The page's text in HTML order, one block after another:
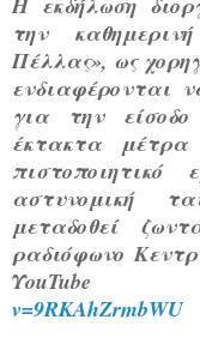
την
Πέλλας», ως
ενδιαφέρονται
για την
έκτακτα μέτρα
αστυνομική
μεταδοθεί
ραδιόφωνο
v=9RKAhZrmbWU